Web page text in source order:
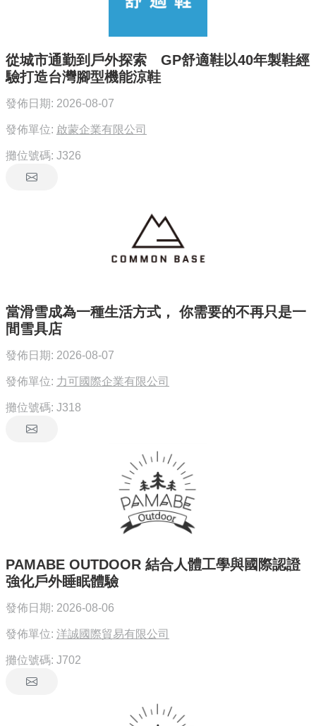
從城市通勤到戶外探索 GP舒適鞋以40年製鞋經
驗打造台灣腳型機能涼鞋
發佈日期: 2026-08-07
發佈單位: 啟蒙企業有限公司
攤位號碼: J326
當滑雪成為一種生活方式， 你需要的不再只是一
間雪具店
發佈日期: 2026-08-07
發佈單位: 力可國際企業有限公司
攤位號碼: J318
PAMABE OUTDOOR 結合人體工學與國際認證
強化戶外睡眠體驗
發佈日期: 2026-08-06
發佈單位: 洋誠國際貿易有限公司
攤位號碼: J702